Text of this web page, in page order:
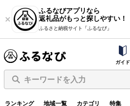
ふるなびアプリなら
返礼品がもっと探しやすい！
ふるさと納税サイト「ふるなび」
ガイド
キーワードを入力
ランキング 地域一覧 カテゴリ 特集